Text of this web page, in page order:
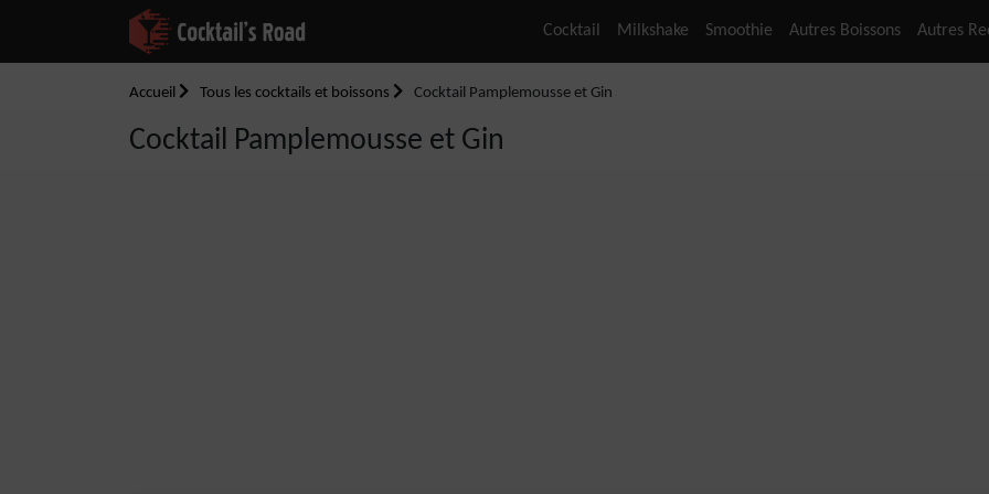
Cocktail Milkshake Smoothie Autres Boissons Autres
Accueil Tous les cocktails et boissons Cocktail Pamplemousse et Gin
Cocktail Pamplemousse et Gin